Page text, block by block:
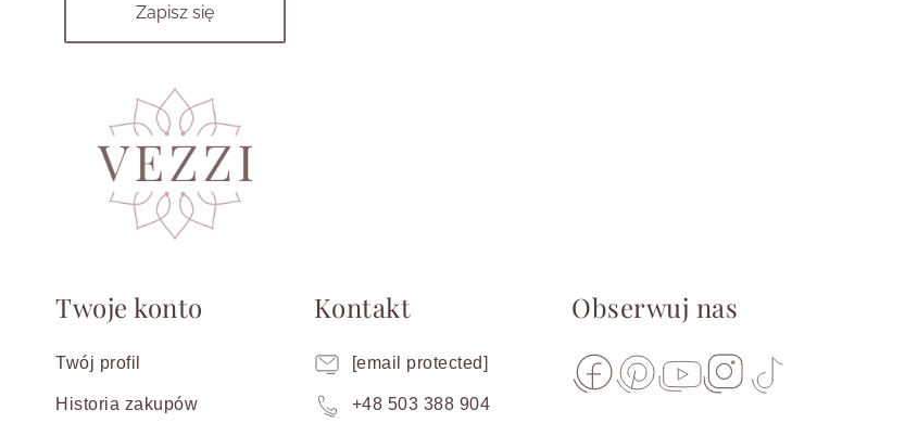
Twoje konto
Twój profil
Historia zakupów
Kontakt
[email protected]
+48 503 388 904
Obserwuj nas